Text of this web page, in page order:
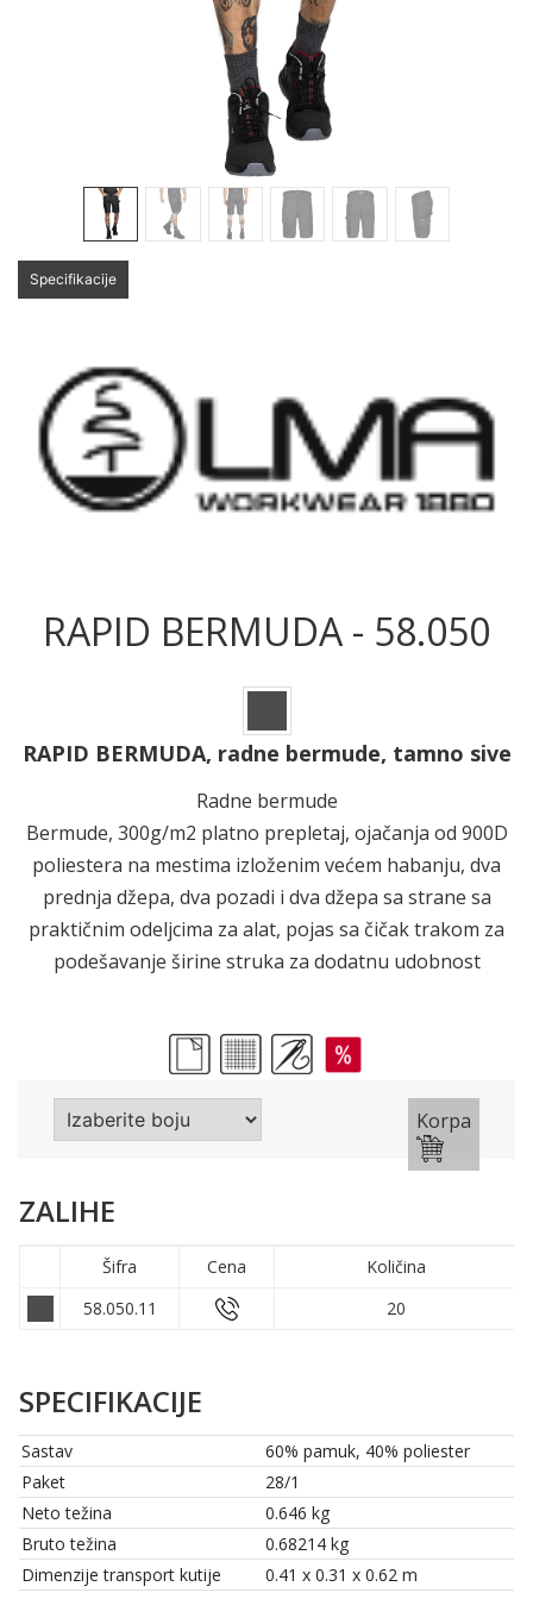
Specifikacije
RAPID BERMUDA - 58.050
RAPID BERMUDA, radne bermude, tamno sive
Radne bermude
Bermude, 300g/m2 platno prepletaj, ojačanja od 900D
poliestera na mestima izloženim većem habanju, dva
prednja džepa, dva pozadi i dva džepa sa strane sa
praktičnim odeljcima za alat, pojas sa čičak trakom za
podešavanje širine struka za dodatnu udobnost
Korpa
ZALIHE
Šifra Cena
Količina
58.050.11
20
SPECIFIKACIJE
Sastav
60% pamuk, 40% poliester
Paket
28/1
Neto težina
0.646 kg
Bruto težina
0.68214 kg
Dimenzije transport kutije
0.41 x 0.31 x 0.62 m